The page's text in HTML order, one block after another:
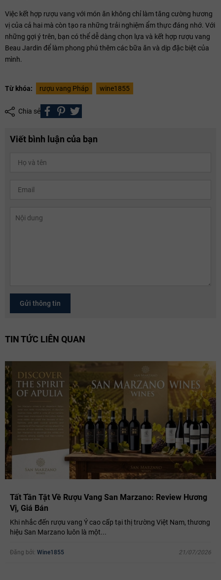
Việc kết hợp rượu vang với món ăn không chỉ làm tăng cường hương
vị của cả hai mà còn tạo ra những trải nghiệm ẩm thực đáng nhớ. Với
những gợi ý trên, bạn có thể dễ dàng chọn lựa và kết hợp rượu vang
Beau Jardin để làm phong phú thêm các bữa ăn và dịp đặc biệt của
mình.
Từ khóa: rượu vang Pháp wine1855
Chia sẻ
Viết bình luận của bạn
Gửi thông tin
TIN TỨC LIÊN QUAN
Tất Tần Tật Về Rượu Vang San Marzano: Review Hương
Vị, Giá Bán
Khi nhắc đến rượu vang Ý cao cấp tại thị trường Việt Nam, thương
hiệu San Marzano luôn là một...
Đăng bởi: Wine1855 21/07/2026